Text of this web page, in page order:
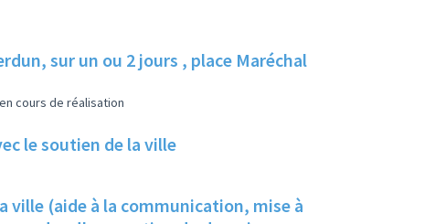
sur un ou 2 jours , place Maréchal
cours de réalisation
le soutien de la ville
ville (aide à la communication, mise à